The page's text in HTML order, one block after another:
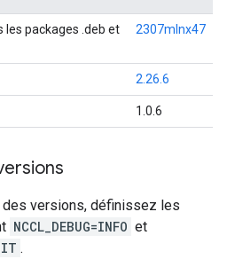
les packages .deb et
2307mlnx47
2.26.6
1.0.6
des versions, définissez les
NCCL_DEBUG=INFO et
.